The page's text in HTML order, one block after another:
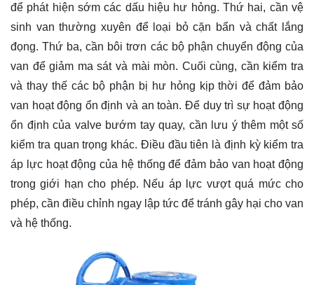
để phát hiện sớm các dấu hiệu hư hỏng. Thứ hai, cần vệ
sinh van thường xuyên để loại bỏ cặn bẩn và chất lắng
đọng. Thứ ba, cần bôi trơn các bộ phận chuyển động của
van để giảm ma sát và mài mòn. Cuối cùng, cần kiểm tra
và thay thế các bộ phận bị hư hỏng kịp thời để đảm bảo
van hoạt động ổn định và an toàn. Để duy trì sự hoạt động
ổn định của valve bướm tay quay, cần lưu ý thêm một số
kiểm tra quan trọng khác. Điều đầu tiên là định kỳ kiểm tra
áp lực hoạt động của hệ thống để đảm bảo van hoạt động
trong giới hạn cho phép. Nếu áp lực vượt quá mức cho
phép, cần điều chỉnh ngay lập tức để tránh gây hại cho van
và hệ thống.